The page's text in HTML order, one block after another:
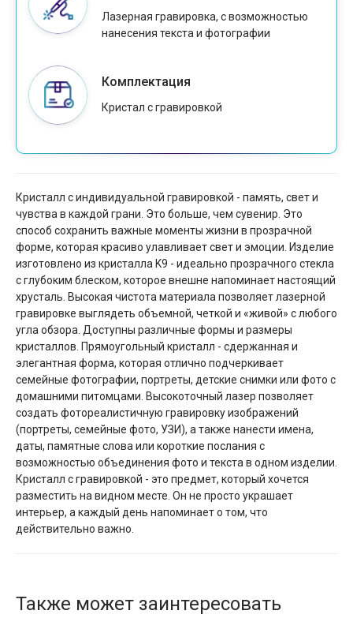
Лазерная гравировка, с возможностью
нанесения текста и фотографии
Комплектация
Кристал с гравировкой
Кристалл с индивидуальной гравировкой - память, свет и
чувства в каждой грани. Это больше, чем сувенир. Это
способ сохранить важные моменты жизни в прозрачной
форме, которая красиво улавливает свет и эмоции. Изделие
изготовлено из кристалла K9 - идеально прозрачного стекла
с глубоким блеском, которое внешне напоминает настоящий
хрусталь. Высокая чистота материала позволяет лазерной
гравировке выглядеть объемной, четкой и «живой» с любого
угла обзора. Доступны различные формы и размеры
кристаллов. Прямоугольный кристалл - сдержанная и
элегантная форма, которая отлично подчеркивает
семейные фотографии, портреты, детские снимки или фото с
домашними питомцами. Высокоточный лазер позволяет
создать фотореалистичную гравировку изображений
(портреты, семейные фото, УЗИ), а также нанести имена,
даты, памятные слова или короткие послания с
возможностью объединения фото и текста в одном изделии.
Кристалл с гравировкой - это предмет, который хочется
разместить на видном месте. Он не просто украшает
интерьер, а каждый день напоминает о том, что
действительно важно.
Также может заинтересовать